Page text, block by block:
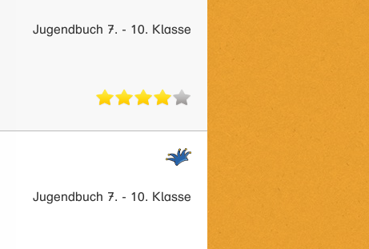
Jugendbuch 7. - 10. Klasse
Jugendbuch 7. - 10. Klasse